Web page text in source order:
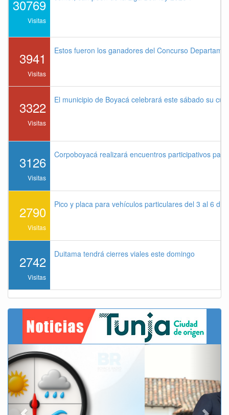
30769
Visitas
3941
Visitas
Estos fueron los ganadores del Concurso
3322
Visitas
El municipio de Boyacá celebrará este sábado su
3126
Visitas
Corpoboyacá realizará encuentros participativos
2790
Visitas
Pico y placa para vehículos particulares del 3 al 6 de
2742
Visitas
Duitama tendrá cierres viales este domingo
Previous